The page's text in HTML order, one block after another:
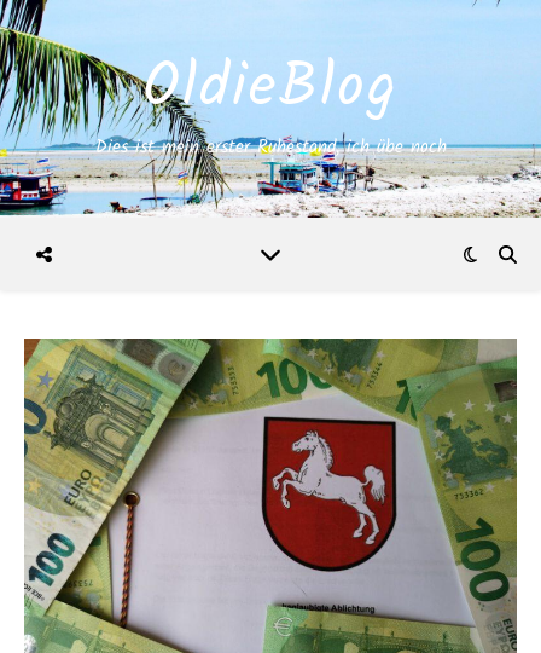
OldieBlog
Dies ist mein erster Ruhestand, ich übe noch